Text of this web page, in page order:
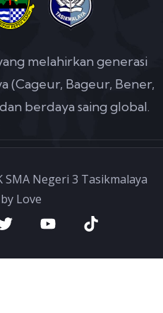
melahirkan generasi
(Cageur, Bageur, Bener,
berdaya saing global.
Negeri 3 Tasikmalaya
Love